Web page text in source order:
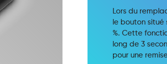
Lors du
le bouton situé
%. Cette
long de 3
pour une